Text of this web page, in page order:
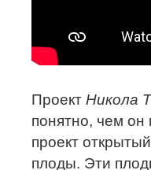
Проект Никола
понятно, чем он
проект
плоды. Эти